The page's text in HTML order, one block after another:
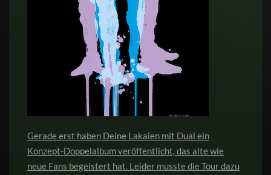
Gerade erst haben Deine Lakaien mit Dual ein
Konzept-Doppelalbum veröffentlicht, das alte wie
neue Fans begeistert hat. Leider musste die Tour dazu